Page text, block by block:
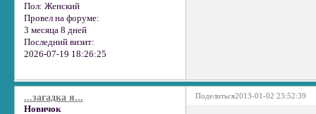
Пол: Женский
Провел на форуме:
3 месяца 8 дней
Последний визит:
2026-07-19 18:26:25
Поделиться2013-01-02 23:52:39
...загадка я...
Новичок